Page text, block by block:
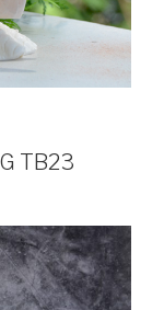
TB23